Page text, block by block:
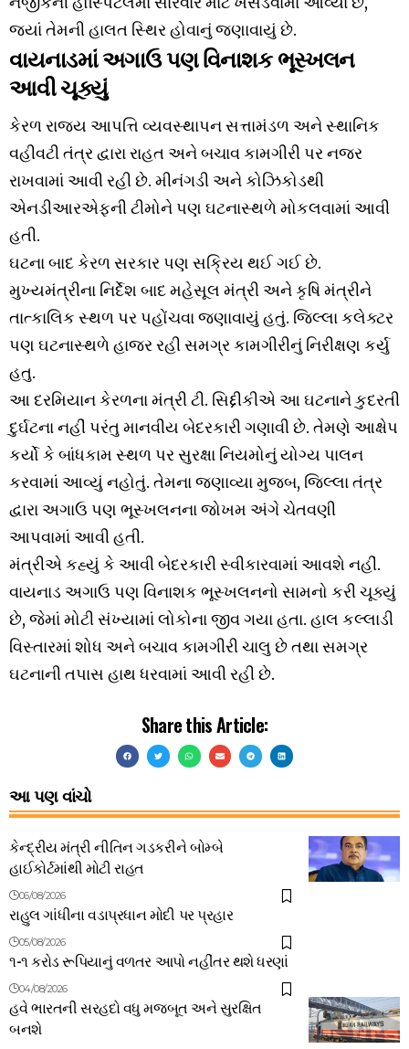
જ્યાં તેમની હાલત સ્થિર હોવાનું જણાવાયું છે.
વાયનાડમાં અગાઉ પણ વિનાશક ભૂસ્ખલન
આવી ચૂક્યું
કેરળ રાજ્ય આપત્તિ વ્યવસ્થાપન સત્તામંડળ અને સ્થાનિક
વહીવટી તંત્ર દ્વારા રાહત અને બચાવ કામગીરી પર નજર
રાખવામાં આવી રહી છે. મીનંગડી અને કોઝિકોડથી
એનડીઆરએફની ટીમોને પણ ઘટનાસ્થળે મોકલવામાં આવી
હતી.
ઘટના બાદ કેરળ સરકાર પણ સક્રિય થઈ ગઈ છે.
મુખ્યમંત્રીના નિર્દેશ બાદ મહેસૂલ મંત્રી અને કૃષિ મંત્રીને
તાત્કાલિક સ્થળ પર પહોંચવા જણાવાયું હતું. જિલ્લા કલેક્ટર
પણ ઘટનાસ્થળે હાજર રહી સમગ્ર કામગીરીનું નિરીક્ષણ કર્યુ
હતુ.
આ દરમિયાન કેરળના મંત્રી ટી. સિદ્દીકીએ આ ઘટનાને કુદરતી
દુર્ઘટના નહીં પરંતુ માનવીય બેદરકારી ગણાવી છે. તેમણે આક્ષેપ
કર્યો કે બાંધકામ સ્થળ પર સુરક્ષા નિયમોનું યોગ્ય પાલન
કરવામાં આવ્યું નહોતું. તેમના જણાવ્યા મુજબ, જિલ્લા તંત્ર
દ્વારા અગાઉ પણ ભૂસ્ખલનના જોખમ અંગે ચેતવણી
આપવામાં આવી હતી.
મંત્રીએ કહ્યું કે આવી બેદરકારી સ્વીકારવામાં આવશે નહીં.
વાયનાડ અગાઉ પણ વિનાશક ભૂસ્ખલનનો સામનો કરી ચૂક્યું
છે, જેમાં મોટી સંખ્યામાં લોકોના જીવ ગયા હતા. હાલ કલ્લાડી
વિસ્તારમાં શોધ અને બચાવ કામગીરી ચાલુ છે તથા સમગ્ર
ઘટનાની તપાસ હાથ ધરવામાં આવી રહી છે.
Share this Article:
આ પણ વાંચો
કેન્દ્રીય મંત્રી નીતિન ગડકરીને બોમ્બે
હાઈકોર્ટમાંથી મોટી રાહત
06/08/2026
રાહુલ ગાંધીના વડાપ્રધાન મોદી પર પ્રહાર
05/08/2026
૧-૧ કરોડ રૂપિયાનું વળતર આપો નહીંતર થશે ધરણાં
04/08/2026
હવે ભારતની સરહદો વધુ મજબૂત અને સુરક્ષિત
બનશે